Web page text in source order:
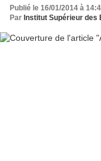
Publié le 16/01/2014 à
Par Institut Supérieur des